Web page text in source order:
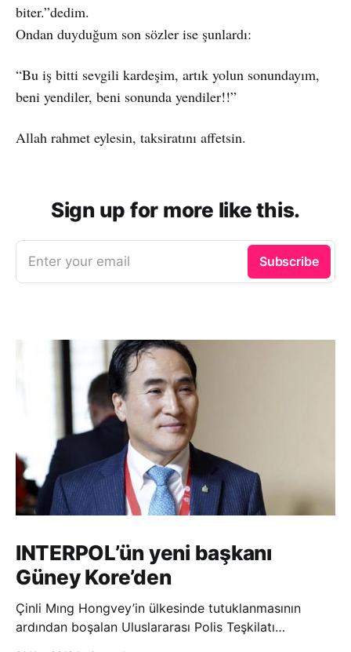
biter.”dedim.
Ondan duyduğum son sözler ise şunlardı:
“Bu iş bitti sevgili kardeşim, artık yolun sonundayım,
beni yendiler, beni sonunda yendiler!!”
Allah rahmet eylesin, taksiratını affetsin.
Sign up for more like this.
Enter your email Subscribe
INTERPOL’ün yeni başkanı
Güney Kore’den
Çinli Mıng Hongvey’in ülkesinde tutuklanmasının
ardından boşalan Uluslararası Polis Teşkilatı